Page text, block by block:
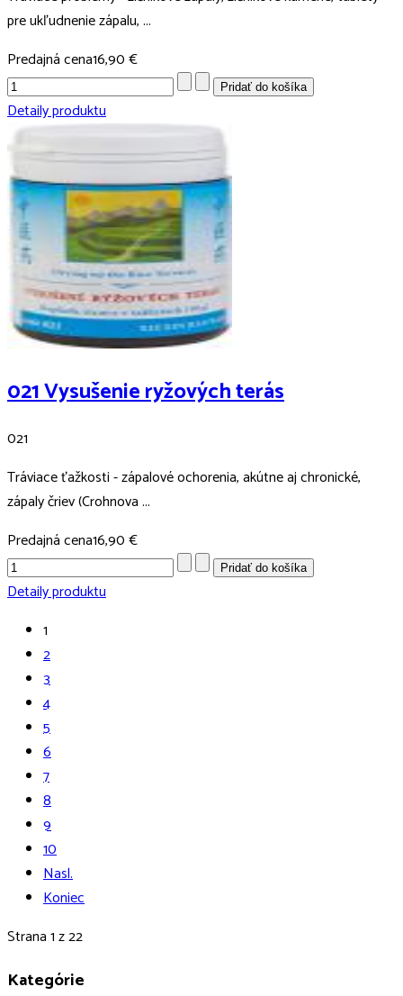
pre ukľudnenie zápalu, ...
Predajná cena16,90 €
Detaily produktu
021 Vysušenie ryžových terás
021
Tráviace ťažkosti - zápalové ochorenia, akútne aj chronické,
zápaly čriev (Crohnova ...
Predajná cena16,90 €
Detaily produktu
1
2
3
4
5
6
7
8
9
10
Nasl.
Koniec
Strana 1 z 22
Kategórie